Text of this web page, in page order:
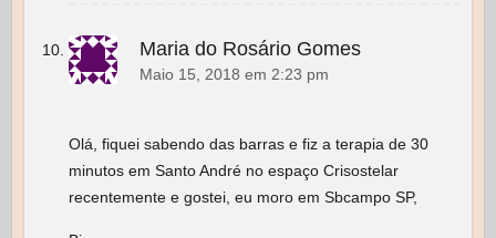
Maria do Rosário Gomes
Maio 15, 2018 em 2:23 pm
Olá, fiquei sabendo das barras e fiz a terapia de 30
minutos em Santo André no espaço Crisostelar
recentemente e gostei, eu moro em Sbcampo SP,